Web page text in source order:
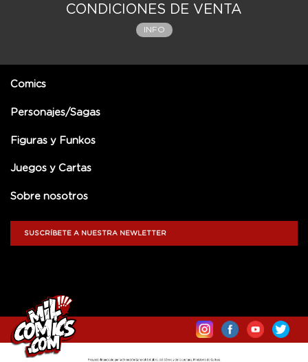
CONDICIONES DE VENTA
INFO
Comics
Personajes/Sagas
Figuras y Funkos
Juegos y Cartas
Sobre nosotros
SUSCRÍBETE A NUESTRA NEWLETTER